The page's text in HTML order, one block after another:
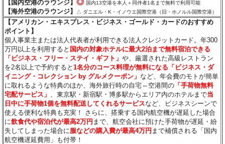
【国内空港のラウンジ】 国内13空港を本人＋同伴者1名まで無料で利用可能
【海外空港のラウンジ】 △ ダニエル・K・イノウエ国際空港（旧・ホノルル国際空港）
【アメリカン・エキスプレス・ビジネス・ゴールド・カードのおすすめ
ポイント】
個人事業主または法人代表者が利用できる法人クレジットカード。年300
万円以上を利用すると 国内の対象ホテルに最大2泊まで無料宿泊できる
「ビジネス・フリー・ステイ・ギフト」や、厳選された高級レストラン
を2名以上で予約すると1名分のコース料理が無料になる「ビジネス・ダ
イニング・コレクション by グルメクーポン」 など、年会費のモトが簡単
に取れるような特典のほか、海外旅行時の自宅⇔空港間の 「手荷物無料
宅配サービス」
、東京駅・新宿駅・博多駅からエリア内のホテルまで当
日中に手荷物1個を無料配送してくれるサービスなど、ビジネスシーンで
使える便利な特典も充実！ さらに、搭乗する国内航空機が遅延した場合
に飲食代や宿泊代が最高2万円 まで、航空会社に預けた手荷物が遅延・紛
失してしまった場合に 服などの購入費が最高4万円 まで補償される「国内
航空機遅延費用」も付帯！